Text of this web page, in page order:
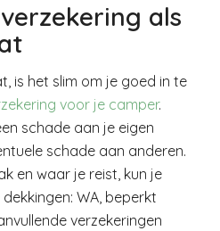
als
is het slim om je goed in te
voor je camper.
schade aan je eigen
schade aan anderen.
en waar je reist, kun je
WA, beperkt
verzekeringen